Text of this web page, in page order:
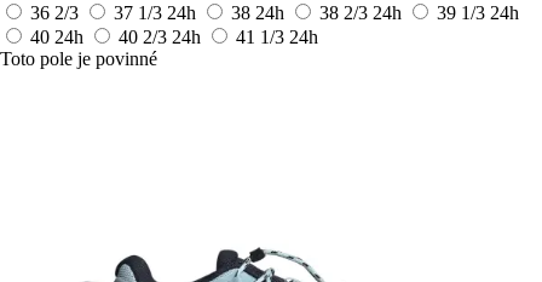
36 2/3
37 1/3 24h 38 24h 38 2/3 24h 39 1/3 24h
40 24h 40 2/3 24h 41 1/3 24h
Toto pole je povinné